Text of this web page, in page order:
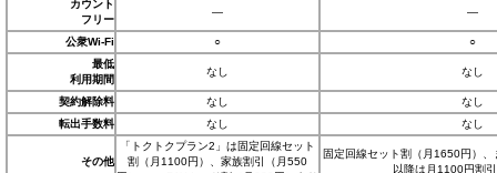
カウント
フリー
― ―
公衆Wi-Fi ○
○
最低
利用期間
なし なし
契約解除料 なし
なし
転出手数料
なし なし
その他
「トクトクプラン2」は固定回線セット
割（月1100円）、家族割引（月550
固定回線セット割（月1650円）
以降は月1100円割